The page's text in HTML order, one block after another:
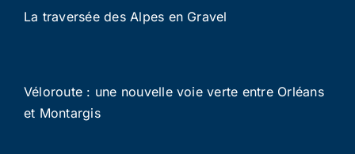
La traversée des Alpes en Gravel
Véloroute : une nouvelle voie verte entre Orléans
et Montargis